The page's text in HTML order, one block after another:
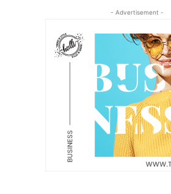
- Advertisement -